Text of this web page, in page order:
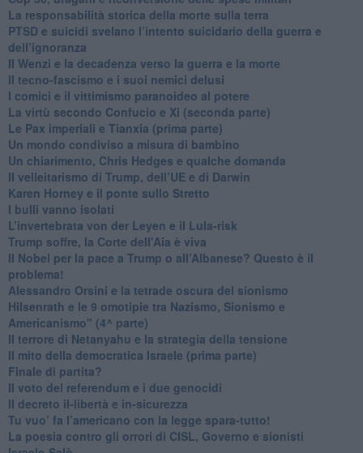
La responsabilità storica della morte sulla terra
PTSD e suicidi svelano l’intento suicidario della guerra e
dell’ignoranza
Il Wenzi e la decadenza verso la guerra e la morte
​Il tecno-fascismo e i suoi nemici delusi
​I comici e il vittimismo paranoideo al potere
​La virtù secondo Confucio e Xi (seconda parte)
Le Pax imperiali e Tianxia (prima parte)
Un mondo condiviso a misura di bambino
​Un chiarimento, Chris Hedges e qualche domanda
Il velleitarismo di Trump, dell’UE e di Darwin
​Karen Horney e il ponte sullo Stretto
​I bulli vanno isolati
L’invertebrata von der Leyen e il Lula-risk
Trump soffre, la Corte dell'Aia è viva
​Il Nobel per la pace a Trump o all’Albanese? Questo è il
problema!
​Alessandro Orsini e la tetrade oscura del sionismo
​Hilsenrath e le 9 omotipie tra Nazismo, Sionismo e
Americanismo" (4^ parte)
​Il terrore di Netanyahu e la strategia della tensione
Il mito della democratica Israele (prima parte)
​Finale di partita?
​Il voto del referendum e i due genocidi
Il decreto il-libertà e in-sicurezza
Tu vuo’ fa l’americano con la legge spara-tutto!
La poesia contro gli orrori di CISL, Governo e sionisti